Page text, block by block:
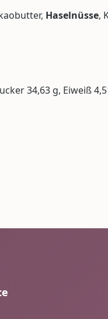
Haselnüsse,
34,63 g, Eiweiß